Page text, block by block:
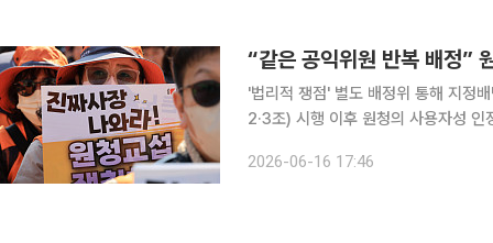
'법리적 쟁점' 별도 배정위 통해 지정배당 등 투명성
2·3조) 시행 이후 원청의 사용자성
사건에 동일한 공익위원들이 반복 배
2026-06-16 17:46